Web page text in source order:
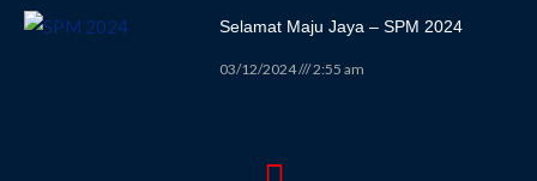
Selamat Maju Jaya – SPM 2024
03/12/2024 2:55 am